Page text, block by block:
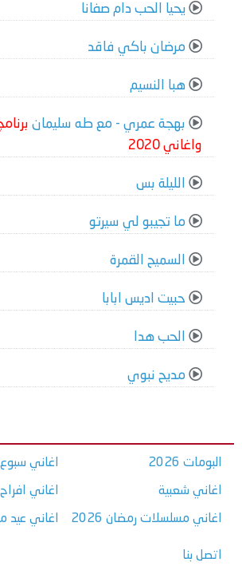
يحيا الحب دام صفانا
مرضان باكي فاقد
هبا النسيم
بهجة عمري - مع طه سليمان
واغاني 2020
الليلة بس
ما تجيبو لي سيرتو
السميح القمرة
حبيت اديس ابابا
الحب هدا
مديح نبوي
البومات 2026
اغاني شعبية
اغاني مسلسلات رمضان 2026
اغاني سبوع
اغاني افراح
اغاني عيد
اتصل بنا